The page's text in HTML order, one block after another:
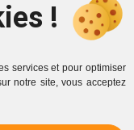
!
services et pour optimiser
notre site, vous acceptez
nous